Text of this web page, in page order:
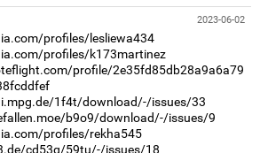
2023-06-02
profiles/lesliewa434
profiles/k173martinez
profile/2e35fd85db28a9a6a79
1f4t/download/-/issues/33
b9o9/download/-/issues/9
profiles/rekha545
cd53q/59tu/-/issues/18